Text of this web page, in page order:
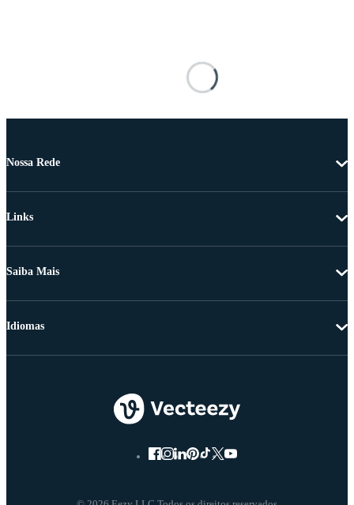
Nossa Rede
Links
Saiba Mais
Idiomas